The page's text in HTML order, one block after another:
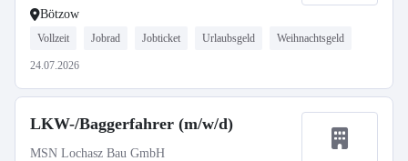
Bötzow
Vollzeit Jobrad Jobticket Urlaubsgeld Weihnachtsgeld
24.07.2026
LKW-/Baggerfahrer (m/w/d)
MSN Lochasz Bau GmbH